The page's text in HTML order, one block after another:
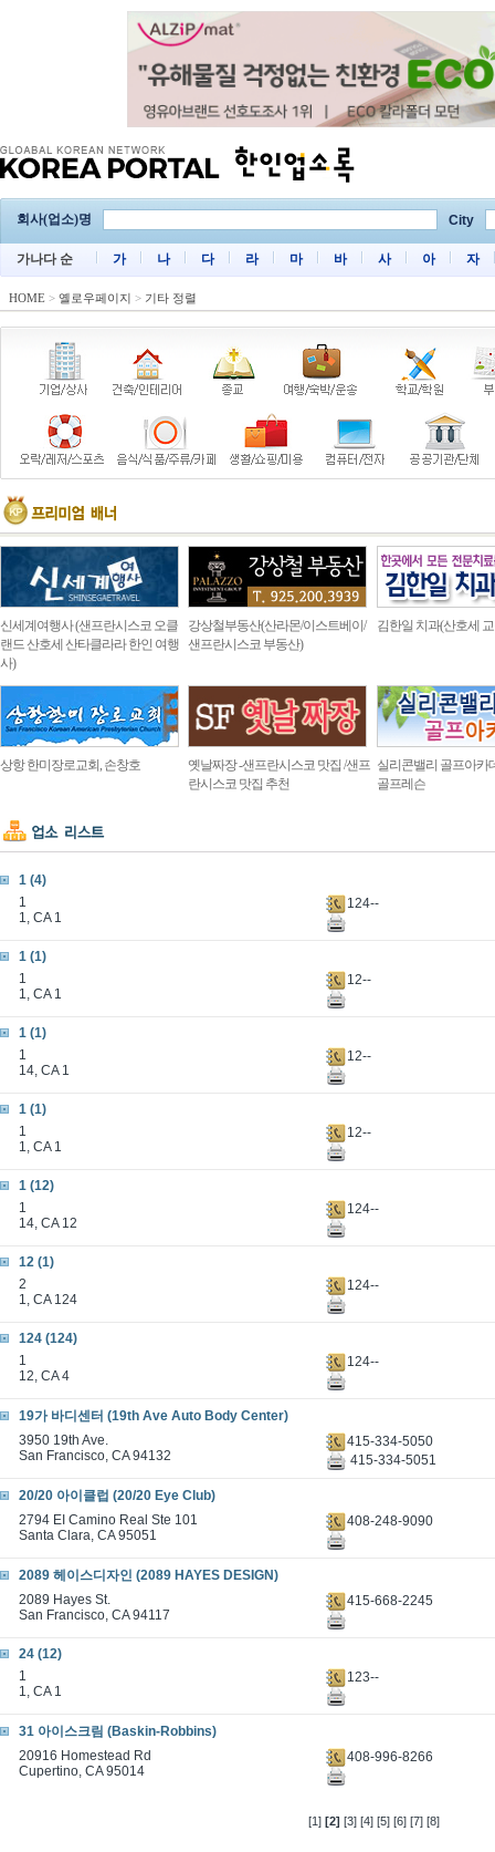
회사(업소)명 City
가나다 순 가 나 다 라 마 바 사 아 자
HOME > 옐로우페이지 > 기타 정렬
신세계여행사 (샌프란시스코 오클
랜드 산호세 산타클라라 한인 여행
사)
강상철부동산(산라몬/이스트베이/
샌프란시스코 부동산)
김한일 치과(산호세
상항 한미장로교회, 손창호
옛날짜장 -샌프란시스코 맛집 /샌프
란시스코 맛집 추천
실리콘밸리 골프아카
골프레슨
1 (4)
1
1, CA 1
124--
1 (1)
1
1, CA 1
12--
1 (1)
1
14, CA 1
12--
1 (1)
1
1, CA 1
12--
1 (12)
1
14, CA 12
124--
12 (1)
2
1, CA 124
124--
124 (124)
1
12, CA 4
124--
19가 바디센터 (19th Ave Auto Body Center)
3950 19th Ave.
San Francisco, CA 94132
415-334-5050
415-334-5051
20/20 아이클럽 (20/20 Eye Club)
2794 EI Camino Real Ste 101
Santa Clara, CA 95051
408-248-9090
2089 헤이스디자인 (2089 HAYES DESIGN)
2089 Hayes St.
San Francisco, CA 94117
415-668-2245
24 (12)
1
1, CA 1
123--
31 아이스크림 (Baskin-Robbins)
20916 Homestead Rd
Cupertino, CA 95014
408-996-8266
[1] [2] [3] [4] [5] [6] [7] [8]